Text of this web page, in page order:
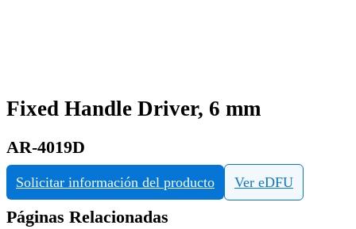
Fixed Handle Driver, 6 mm
AR-4019D
Solicitar información del producto Ver eDFU
Páginas Relacionadas